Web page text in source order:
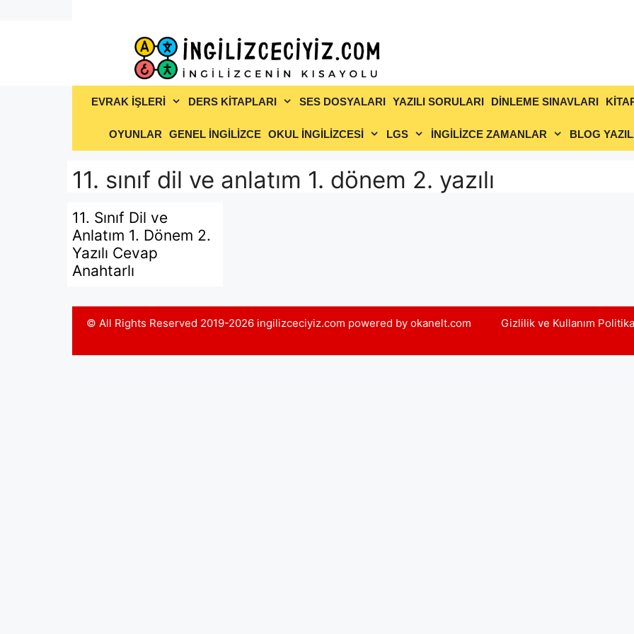
EVRAK İŞLERİ DERS KİTAPLARI SES DOSYALARI YAZILI SORULARI DİNLEME SINAVLARI
OYUNLAR GENEL İNGİLİZCE OKUL İNGİLİZCESİ LGS İNGİLİZCE ZAMANLAR BLOG
11. sınıf dil ve anlatım 1. dönem 2. yazılı
11. Sınıf Dil ve
Anlatım 1. Dönem 2.
Yazılı Cevap
Anahtarlı
Gizlilik ve Kullanım
© All Rights Reserved 2019-2026 ingilizceciyiz.com powered by okanelt.com